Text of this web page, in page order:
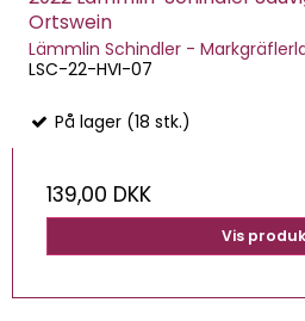
Ortswein
Lämmlin Schindler -
LSC-22-HVI-07
På lager (18 stk.)
139,00 DKK
Vis